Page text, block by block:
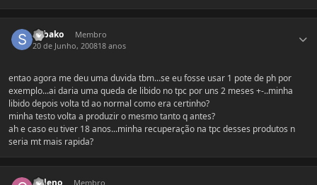
Subako
Membro
20 de Junho, 200818 anos
entao agora me deu uma duvida tbm...se eu fosse usar 1 pote de ph por
exemplo...ai daria uma queda de libido no tpc por uns 2 meses +-..minha
libido depois volta td ao normal como era certinho?
minha testo volta a produzir o mesmo tanto q antes?
ah e caso eu tiver 18 anos...minha recuperação na tpc desses produtos n
seria mt mais rapida?
Membro